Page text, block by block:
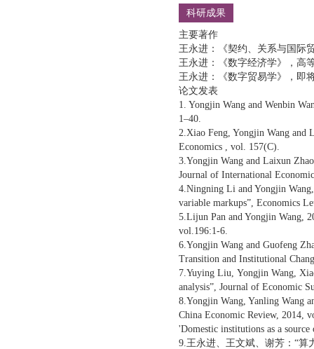
科研成果
主要著作
王永进：《契约、关系与国际
王永进：《数字经济学》，高
王永进：《数字贸易学》，即
论文发表
1. Yongjin Wang and Wenbin
1–40.
2.Xiao Feng, Yongjin Wang and
Economics , vol. 157(C).
3.Yongjin Wang and Laixun
Journal of International
4.Ningning Li and Yongjin
variable markups”, Economics
5.Lijun Pan and Yongjin Wang,
vol.196:1-6.
6.Yongjin Wang and Guofeng
Transition and Institutional
7.Yuying Liu, Yongjin Wang,
analysis”, Journal of Economic
8.Yongjin Wang, Yanling Wang
China Economic Review, 2014,
'Domestic institutions as a
9.王永进、王文斌、谢芳：“算